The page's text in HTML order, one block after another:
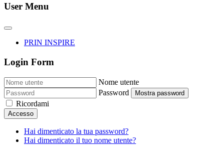
User Menu
PRIN INSPIRE
Login Form
Nome utente
Password
Mostra password
Ricordami
Accesso
Hai dimenticato la tua password?
Hai dimenticato il tuo nome utente?